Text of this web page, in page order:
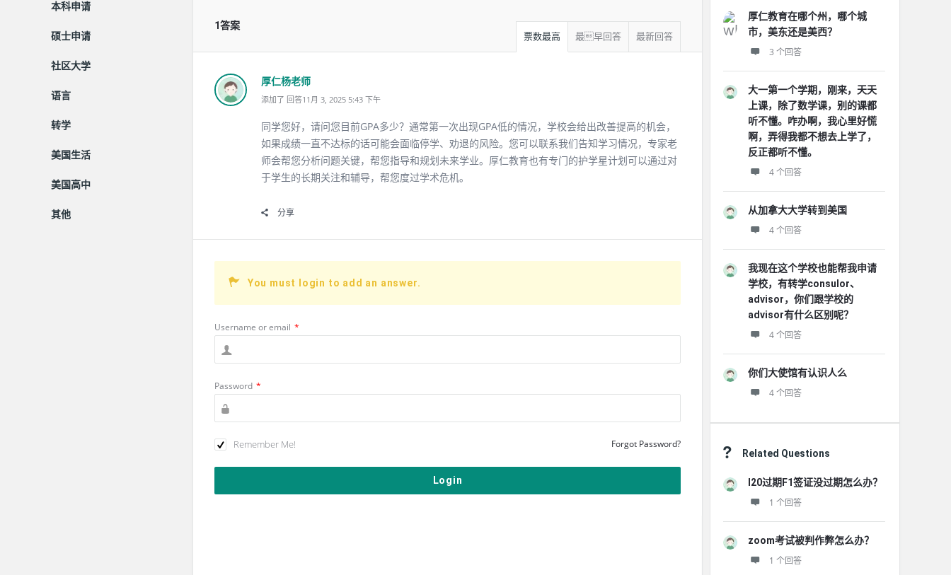
1答案
票数最高 最早回答 最新回答
厚仁杨老师
添加了 回答11月 3, 2025 5:43 下午
同学您好，请问您目前GPA多少？通常第一次出现GPA低的情况，学校会给出改善提高的机会，
如果成绩一直不达标的话可能会面临停学、劝退的风险。您可以联系我们告知学习情况，专家老
师会帮您分析问题关键，帮您指导和规划未来学业。厚仁教育也有专门的护学星计划可以通过对
于学生的长期关注和辅导，帮您度过学术危机。
分享
You must login to add an answer.
Username or email *
Password *
Remember Me! Forgot Password?
厚仁教育在哪个州，哪个城
市，美东还是美西？
3 个回答
大一第一个学期，刚来，天天
上课，除了数学课，别的课都
听不懂。咋办啊，我心里好慌
啊，弄得我都不想去上学了，
反正都听不懂。
4 个回答
从加拿大大学转到美国
4 个回答
我现在这个学校也能帮我申请
学校，有转学consulor、
advisor，你们跟学校的
advisor有什么区别呢？
4 个回答
你们大使馆有认识人么
4 个回答
Related Questions
I20过期F1签证没过期怎么办？
1 个回答
zoom考试被判作弊怎么办？
1 个回答
本科申请
硕士申请
社区大学
语言
转学
美国生活
美国高中
其他